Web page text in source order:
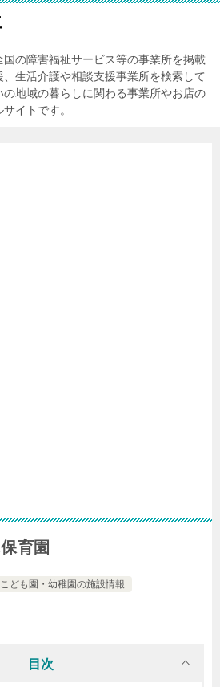
国の障害福祉サービス等の事業所を掲載
生活介護や相談支援事業所を検索して
地域の暮らしに関わる事業所やお店の
イトです。
育園
ども園・幼稚園の施設情報
目次